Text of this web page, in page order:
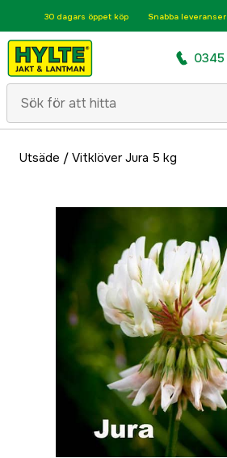
30 dagars öppet köp Snabba leveranser
Utsäde / Vitklöver Jura 5 kg